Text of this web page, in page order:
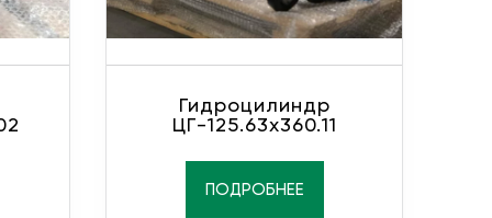
Гидроцилиндр
ЦГ-125.63х360.11
ПОДРОБНЕЕ